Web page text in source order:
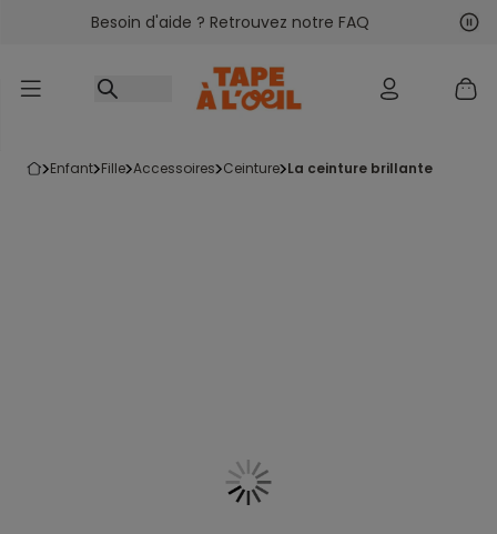
Accéder au contenu
Besoin d'aide ? Retrouvez notre FAQ
enfant fille accessoires ceinture la ceinture brillante